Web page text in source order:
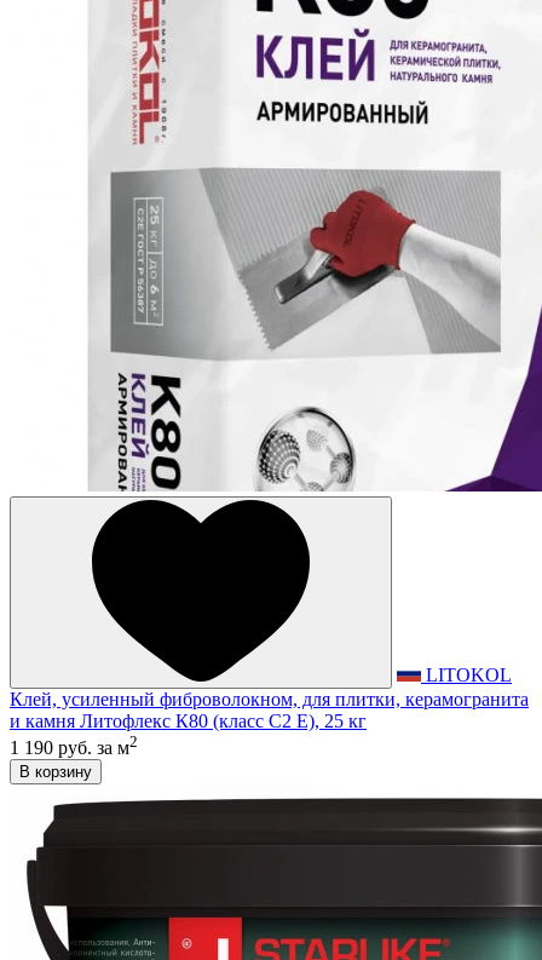
LITOKOL
Клей, усиленный фиброволокном, для плитки, керамогранита
и камня Литофлекс К80 (класс С2 E), 25 кг
1 190 руб. за м2
В корзину